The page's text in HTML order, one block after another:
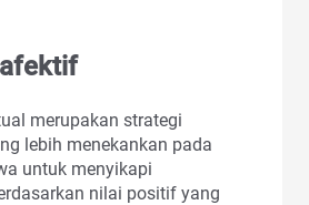
merupakan strategi
lebih menekankan pada
untuk menyikapi
nilai positif yang